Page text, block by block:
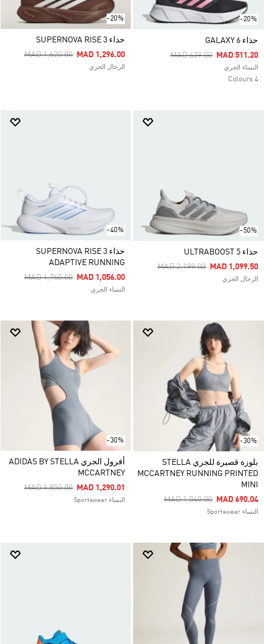
-20%
حذاء GALAXY 6
Price Reduced From
MAD 639.00ToMAD 511.20
النساء الجري
4 Colours
-20%
حذاء SUPERNOVA RISE 3
Price Reduced From
MAD 1,620.00ToMAD 1,296.00
الرجال الجري
-50%
حذاء ULTRABOOST 5
Price Reduced From
MAD 2,199.00ToMAD 1,099.50
الرجال الجري
-40%
حذاء SUPERNOVA RISE 3
ADAPTIVE RUNNING
Price Reduced From
MAD 1,760.00ToMAD 1,056.00
النساء الجري
-30%
بلوزة قصيرة للجري STELLA
MCCARTNEY RUNNING PRINTED
MINI
Price Reduced From
MAD 1,040.00ToMAD 690.04
النساء Sportswear
-30%
أفرول الجري ADIDAS BY STELLA
MCCARTNEY
Price Reduced From
MAD 1,850.00ToMAD 1,290.01
النساء Sportswear